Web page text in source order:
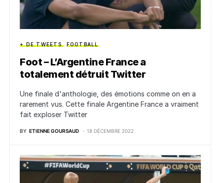
+ DE TWEETS FOOTBALL
Foot – L’Argentine France a
totalement détruit Twitter
Une finale d'anthologie, des émotions comme on en a
rarement vus. Cette finale Argentine France a vraiment
fait exploser Twitter
BY ETIENNE GOURSAUD 18 DÉCEMBRE 2022